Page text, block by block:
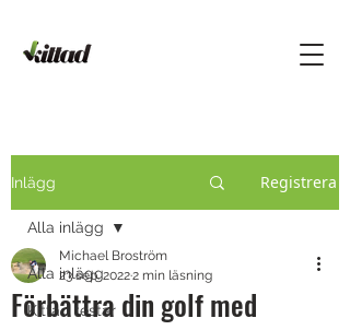
Inlägg Registrera
Alla inlägg
Kittad testar
Alla inlägg
Förbättra din golf med
Michael Broström
23 sep. 20222 min läsning